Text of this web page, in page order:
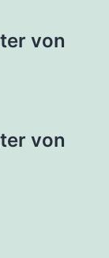
von
von